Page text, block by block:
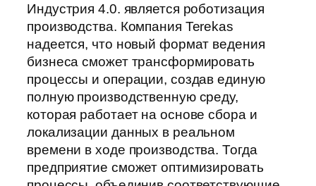
Индустрия 4.0. является роботизация
производства. Компания Terekas
надеется, что новый формат ведения
бизнеса сможет трансформировать
процессы и операции, создав единую
полную производственную среду,
которая работает на основе сбора и
локализации данных в реальном
времени в ходе производства. Тогда
предприятие сможет оптимизировать